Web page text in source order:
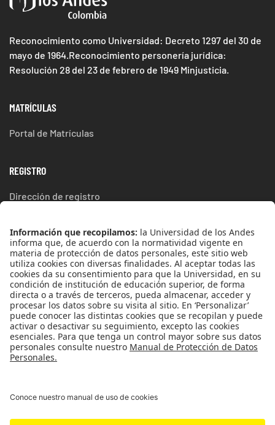
Reconocimiento como Universidad: Decreto 1297 del 30 de
mayo de 1964.Reconocimiento personería jurídica:
Resolución 28 del 23 de febrero de 1949 Minjusticia.
MATRÍCULAS
Portal de Matrículas
REGISTRO
Dirección de registro
ESTUDIA EN UNIANDES
Aspirantes Uniandes
DECANATURA
Decanatura de estudiantes